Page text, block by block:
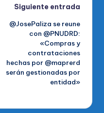
Siguiente entrada
@JosePaliza se reune
con @PNUDRD:
«Compras y
contrataciones
hechas por @maprerd
serán gestionadas por
entidad»